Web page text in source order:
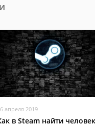
апреля 2019
в Steam найти